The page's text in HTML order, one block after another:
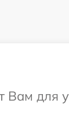
Вам для